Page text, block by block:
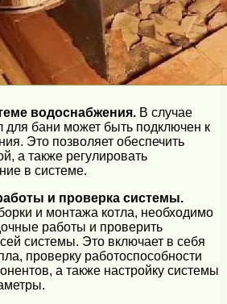
водоснабжения. В случае
для бани может быть подключен к
Это позволяет обеспечить
а также регулировать
в системе.
и проверка системы.
и монтажа котла, необходимо
работы и проверить
системы. Это включает в себя
проверку работоспособности
а также настройку системы